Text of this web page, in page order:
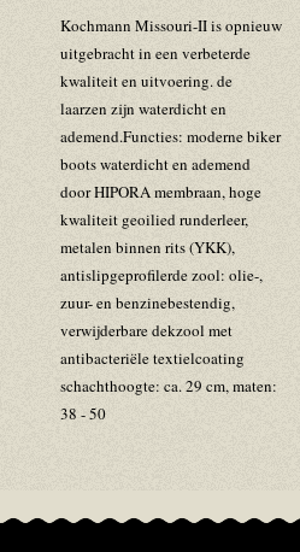
Kochmann Missouri-II is opnieuw
uitgebracht in een verbeterde
kwaliteit en uitvoering. de
laarzen zijn waterdicht en
ademend.Functies: moderne biker
boots waterdicht en ademend
door HIPORA membraan, hoge
kwaliteit geoilied runderleer,
metalen binnen rits (YKK),
antislipgeprofilerde zool: olie-,
zuur- en benzinebestendig,
verwijderbare dekzool met
antibacteriële textielcoating
schachthoogte: ca. 29 cm, maten:
38 - 50